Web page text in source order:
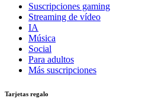
Suscripciones gaming
Streaming de vídeo
IA
Música
Social
Para adultos
Más suscripciones
Tarjetas regalo